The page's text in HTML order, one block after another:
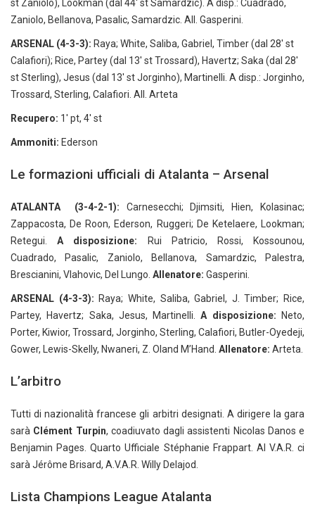
st Zaniolo), Lookman (dal 44' st Samardzic). A disp.: Cuadrado,
Zaniolo, Bellanova, Pasalic, Samardzic. All. Gasperini.
ARSENAL (4-3-3): Raya; White, Saliba, Gabriel, Timber (dal 28' st
Calafiori); Rice, Partey (dal 13' st Trossard), Havertz; Saka (dal 28'
st Sterling), Jesus (dal 13' st Jorginho), Martinelli. A disp.: Jorginho,
Trossard, Sterling, Calafiori. All. Arteta
Recupero: 1' pt, 4' st
Ammoniti: Ederson
Le formazioni ufficiali di Atalanta – Arsenal
ATALANTA (3-4-2-1): Carnesecchi; Djimsiti, Hien, Kolasinac;
Zappacosta, De Roon, Ederson, Ruggeri; De Ketelaere, Lookman;
Retegui. A disposizione: Rui Patricio, Rossi, Kossounou,
Cuadrado, Pasalic, Zaniolo, Bellanova, Samardzic, Palestra,
Brescianini, Vlahovic, Del Lungo. Allenatore: Gasperini.
ARSENAL (4-3-3): Raya; White, Saliba, Gabriel, J. Timber; Rice,
Partey, Havertz; Saka, Jesus, Martinelli.A disposizione: Neto,
Porter, Kiwior, Trossard, Jorginho, Sterling, Calafiori, Butler-Oyedeji,
Gower, Lewis-Skelly, Nwaneri, Z. Oland M’Hand. Allenatore: Arteta.
L’arbitro
Tutti di nazionalità francese gli arbitri designati. A dirigere la gara
sarà Clément Turpin, coadiuvato dagli assistenti Nicolas Danos e
Benjamin Pages. Quarto Ufficiale Stéphanie Frappart. Al V.A.R. ci
sarà Jérôme Brisard, A.V.A.R. Willy Delajod.
Lista Champions League Atalanta